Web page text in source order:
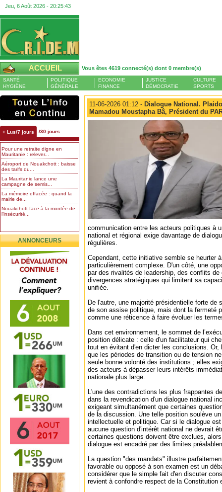
Jeu, 6 Août 2026 - 20:25:44
ACCUEIL Vous êtes 4619 connecté(s) dont 0 membre(s)
SANTÉ
HYGIÈNE
POLITIQUE
GÉNÉRALE
ECONOMIE
FINANCE
JUSTICE
DÉMOCRATIE
CULTURE
SPORTS
+ Lus/7 jours /30 jours
Pour une retraite digne en
Mauritanie : relever...
Aéroport de Nouakchott : baisse
des tarifs du...
La Mauritanie lance une
campagne de semis...
La mémoire effacée : quand la
mairie de...
Nouakchott face à la montée de
l’insécurité...
ANNONCEURS
11-06-2026 01:12 - Dialogue National.
Mamadou Moustapha Bâ, Président du
communication entre les acteurs politiques à
national et régional exige davantage de
régulières.
Cependant, cette initiative semble se heurter
particulièrement complexe. D'un côté, une
par des rivalités de leadership, des conflits de
divergences stratégiques qui limitent sa
unifiée.
De l'autre, une majorité présidentielle forte de
de son assise politique, mais dont la fermeté
comme une réticence à faire évoluer les
Dans cet environnement, le sommet de
position délicate : celle d'un facilitateur qui
tout en évitant d'en dicter les conclusions. Or,
que les périodes de transition ou de tension
seule bonne volonté des institutions ; elles
des acteurs à dépasser leurs intérêts
nationale plus large.
L'une des contradictions les plus frappantes
dans la revendication d'un dialogue national
exigeant simultanément que certaines
de la discussion. Une telle position soulève
intellectuelle et politique. Car si le dialogue
aucune question d'intérêt national ne devrait
certaines questions doivent être exclues,
dialogue est encadré par des limites
La question "des mandats" illustre
favorable ou opposé à son examen est un
considérer que le simple fait d'en discuter
revient à confondre respect de la Constitution